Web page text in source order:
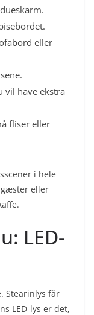
eller
vil have ekstra
fliser eller
i hele
eller
LED-
Stearinlys får
LED-lys er det,